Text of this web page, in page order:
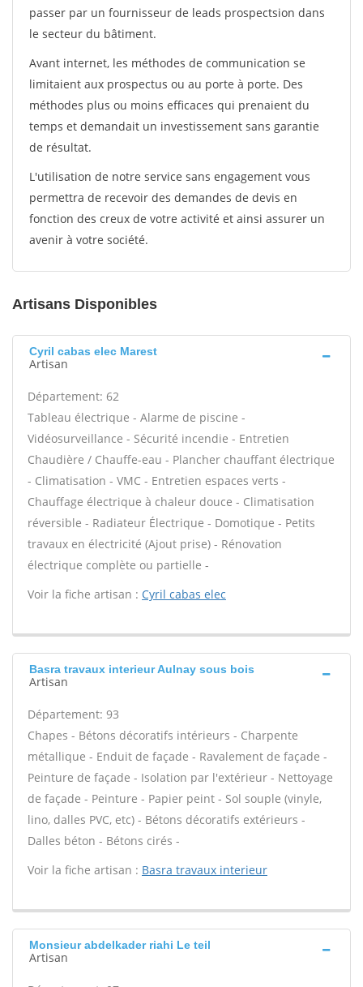
passer par un fournisseur de leads prospectsion dans
le secteur du bâtiment.
Avant internet, les méthodes de communication se
limitaient aux prospectus ou au porte à porte. Des
méthodes plus ou moins efficaces qui prenaient du
temps et demandait un investissement sans garantie
de résultat.
L'utilisation de notre service sans engagement vous
permettra de recevoir des demandes de devis en
fonction des creux de votre activité et ainsi assurer un
avenir à votre société.
Artisans Disponibles
Cyril cabas elec Marest
Artisan
Département: 62
Tableau électrique - Alarme de piscine -
Vidéosurveillance - Sécurité incendie - Entretien
Chaudière / Chauffe-eau - Plancher chauffant électrique
- Climatisation - VMC - Entretien espaces verts -
Chauffage électrique à chaleur douce - Climatisation
réversible - Radiateur Électrique - Domotique - Petits
travaux en électricité (Ajout prise) - Rénovation
électrique complète ou partielle -
Voir la fiche artisan : Cyril cabas elec
Basra travaux interieur Aulnay sous bois
Artisan
Département: 93
Chapes - Bétons décoratifs intérieurs - Charpente
métallique - Enduit de façade - Ravalement de façade -
Peinture de façade - Isolation par l'extérieur - Nettoyage
de façade - Peinture - Papier peint - Sol souple (vinyle,
lino, dalles PVC, etc) - Bétons décoratifs extérieurs -
Dalles béton - Bétons cirés -
Voir la fiche artisan : Basra travaux interieur
Monsieur abdelkader riahi Le teil
Artisan